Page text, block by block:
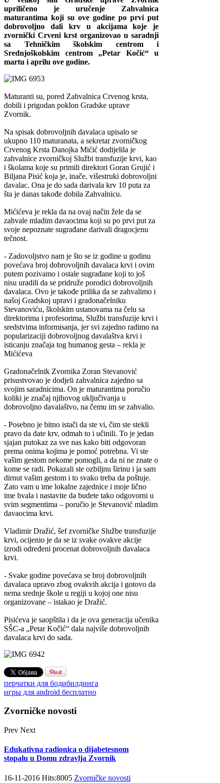
upriličeno je uručenje Zahvalnica
maturantima koji su ove godine po prvi put
dobrovoljno dali krv u akcijama koje je
zvornički Crveni krst organizovao u saradnji
sa Tehničkim školskim centrom i
Srednjoškolskim centrom „Petar Kočić“ u
martu i aprilu ove godine.
Maturanti su, pored Zahvalnica Crvenog krsta,
dobili i prigodan poklon Gradske uprave
Zvornik.
Na spisak dobrovoljnih davalaca upisalo se
ukupno 110 maturanata, a sekretar zvorničkog
Crvenog Krsta Danojka Mićić dodijelila je
zahvalnice zvorničkoj Službi transfuzije krvi, kao
i školama koje su primili direktori Goran Grujić i
Biljana Pisić koja je, inače, višestruki dobrovoljni
davalac. Ona je do sada darivala krv 10 puta za
šta je danas takođe dobila Zahvalnicu.
Mićićeva je rekla da na ovaj način žele da se
zahvale mladim davaocima koji su po prvi put za
svoje nepoznate sugrađane darivali dragocjenu
tečnost.
- Zadovoljstvo nam je što se iz godine u godinu
povećava broj dobrovoljnih davalaca krvi i ovim
putem pozivamo i ostale sugrađane koji to još
nisu uradili da se pridruže porodici dobrovoljnih
davalaca. Ovo je takođe prilika da se zahvalimo i
našoj Gradskoj upravi i gradonačelniku
Stevanoviću, školskim ustanovama na čelu sa
direktorima i profesorima, Službi transfuzije krvi i
sredstvima informisanja, jer svi zajedno radimo na
popularizaciji dobrovoljnog davalaštva krvi i
isticanju značaja tog humanog gesta – rekla je
Mićićeva
Gradonačelnik Zvornika Zoran Stevanović
prisustvovao je dodjeli zahvalnica zajedno sa
svojim saradnicima. On je maturantima poručio
koliki je značaj njihovog uključivanja u
dobrovoljno davalaštvo, na čemu im se zahvalio.
- Posebno je bitno istači da ste vi, čim ste stekli
pravo da date krv, odmah to i učinili. To je jedan
sjajan putokaz za sve nas kako biti odgovoran
prema onima kojima je pomoć potrebna. Vi ste
vašim gestom nekome pomogli, a da ni ne znate o
kome se radi. Pokazali ste ozbiljnu širinu i ja sam
dirnut vašim gestom i to svako treba da poštuje.
Zato vam u ime lokalne zajednice i moje lično
ime hvala i nastavite da budete tako odgovorni u
svim segmentima – poručio je Stevanović mladim
davaocima krvi.
Vladimir Dražić, šef zvorničke Službe transfuzije
krvi, ocijenio je da se iz svake ovakve akcije
izrodi određeni procenat dobrovoljnih davalaca
krvi.
- Svake godine povećava se broj dobrovoljnih
davalaca upravo zbog ovakvih akcija i gotovo da
nema srednje škole u regiji u kojoj one nisu
organizovane – istakao je Dražić.
Pisićeva je saopštila i da je ova generacija učenika
SŠC-a „Petar Kočić“ dala najviše dobrovoljnih
davalaca krvi do sada.
перчатки для бодибилдинга
игры для android бесплатно
Zvorničke novosti
Prev Next
Edukativna radionica o dijabetesnom
stopalu u Domu zdravlja Zvornik
16-11-2016 Hits:8005 Zvorničke novosti